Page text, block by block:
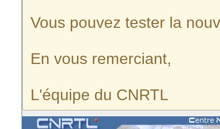
Vous pouvez tester la
En vous remerciant,
L'équipe du CNRTL